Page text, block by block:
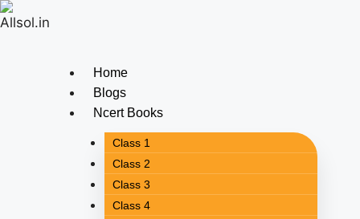
Home
Blogs
Ncert Books
Class 1
Class 2
Class 3
Class 4